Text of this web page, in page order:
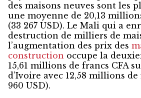
des maisons neuves sont les
une moyenne de 20,13
(33 267 USD). Le Mali qui a
destruction de milliers de
l’augmentation des prix des
construction occupe la
15,61 millions de francs CFA
d’Ivoire avec 12,58 millions de
960 USD).